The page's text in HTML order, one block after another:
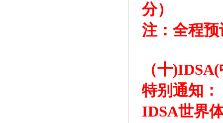
分）
注：全程
（十
特别通知：
IDSA世界